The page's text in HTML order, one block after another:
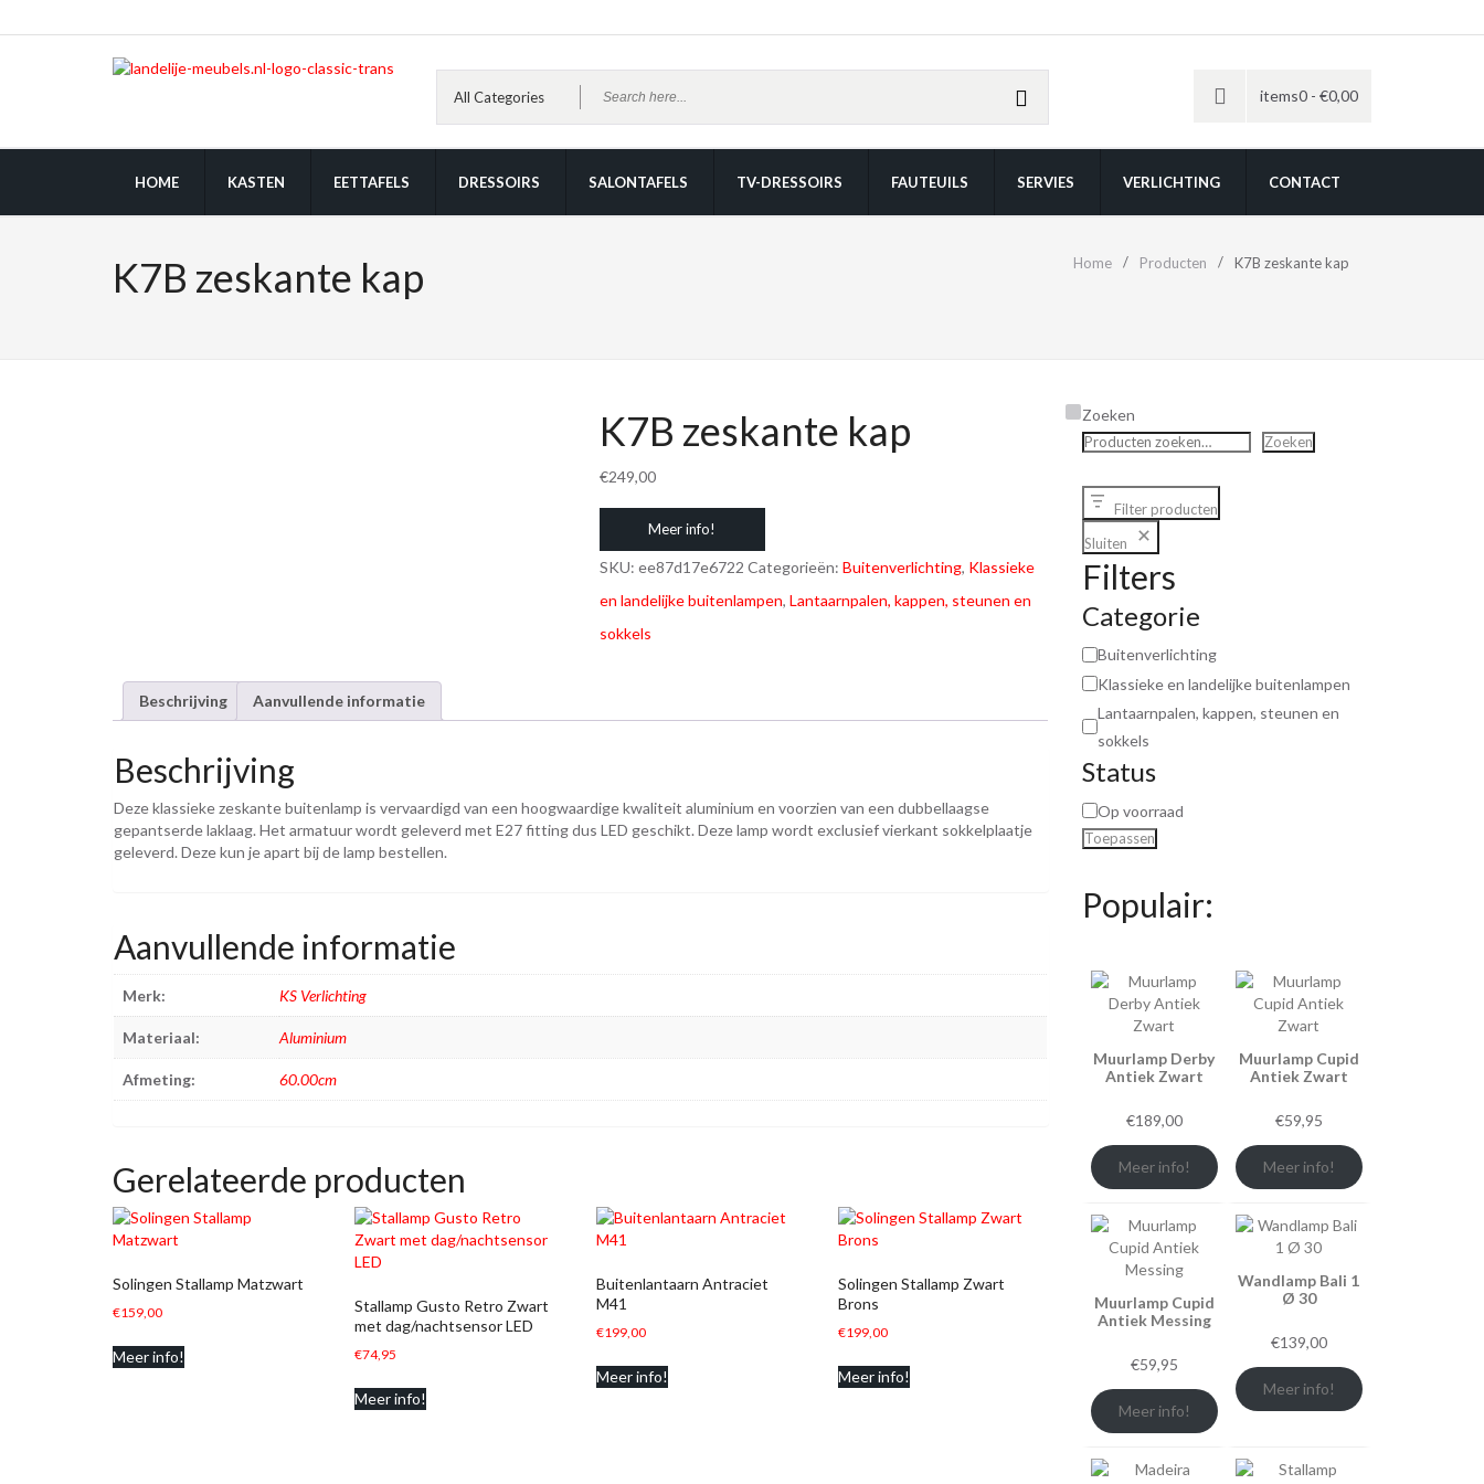
items0 - €0,00
HOME KASTEN EETTAFELS DRESSOIRS SALONTAFELS TV-DRESSOIRS FAUTEUILS SERVIES VERLICHTING CONTACT
K7B zeskante kap Home Producten K7B zeskante kap
K7B zeskante kap
€249,00
Meer info!
SKU: ee87d17e6722 Categorieën: Buitenverlichting, Klassieke
en landelijke buitenlampen, Lantaarnpalen, kappen, steunen en
sokkels
Beschrijving Aanvullende informatie
Beschrijving
Deze klassieke zeskante buitenlamp is vervaardigd van een hoogwaardige kwaliteit aluminium en voorzien van een dubbellaagse
gepantserde laklaag. Het armatuur wordt geleverd met E27 fitting dus LED geschikt. Deze lamp wordt exclusief vierkant sokkelplaatje
geleverd. Deze kun je apart bij de lamp bestellen.
Aanvullende informatie
Merk: KS Verlichting
Materiaal: Aluminium
Afmeting: 60.00cm
Gerelateerde producten
Solingen Stallamp Matzwart
€159,00
Meer info!
Stallamp Gusto Retro Zwart
met dag/nachtsensor LED
€74,95
Meer info!
Buitenlantaarn Antraciet
M41
€199,00
Meer info!
Solingen Stallamp Zwart
Brons
€199,00
Meer info!
Zoeken
Zoeken
Filter producten
Sluiten
Filters
Categorie
Buitenverlichting
Klassieke en landelijke buitenlampen
Lantaarnpalen, kappen, steunen en
sokkels
Status
Op voorraad
Toepassen
Populair:
Muurlamp Derby
Antiek Zwart
€189,00
Meer info!
Muurlamp Cupid
Antiek Zwart
€59,95
Meer info!
Muurlamp Cupid
Antiek Messing
€59,95
Meer info!
Wandlamp Bali 1
Ø 30
€139,00
Meer info!